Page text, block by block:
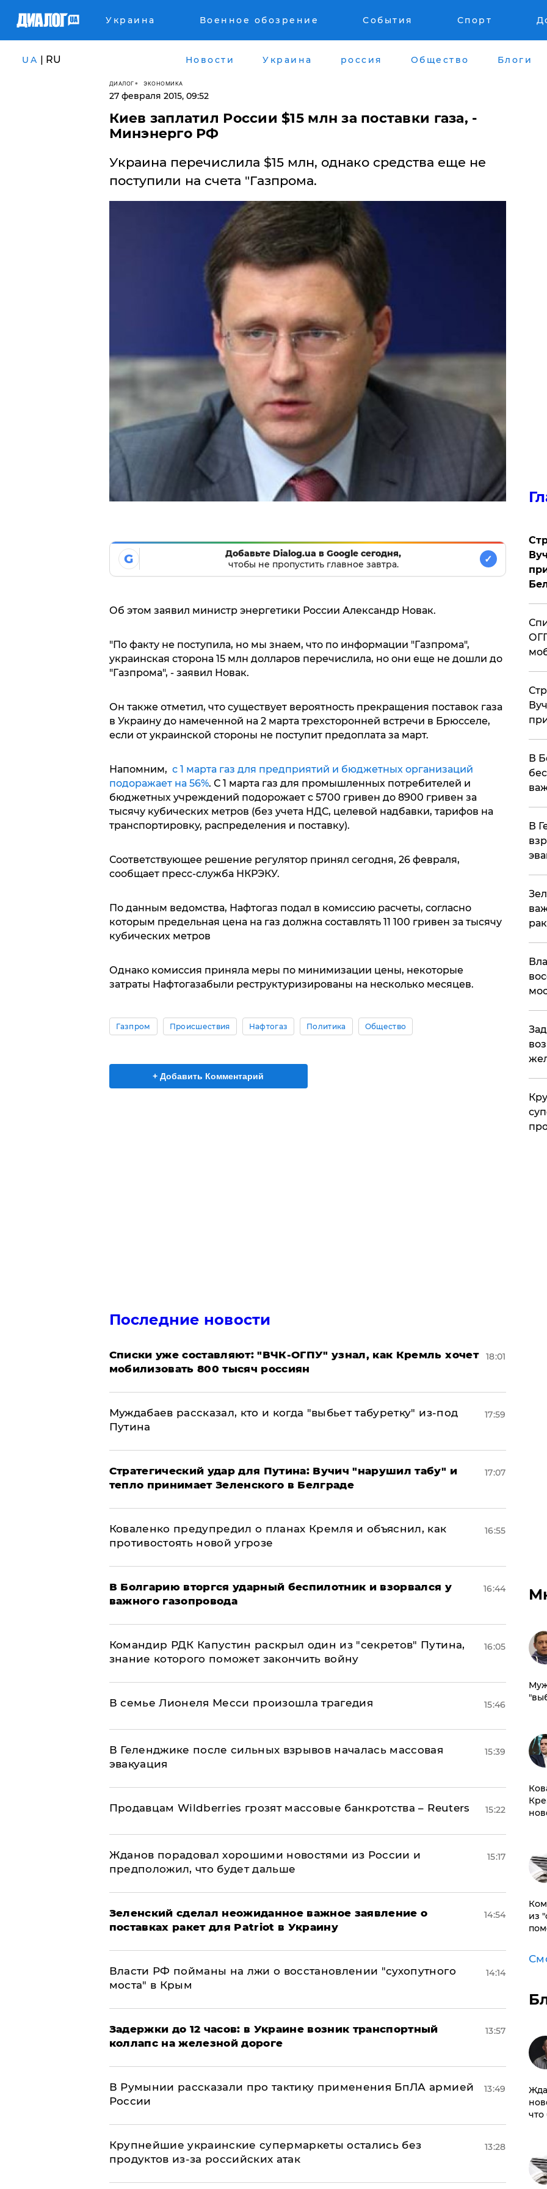
Украина Военное обозрение События Спорт
UA | RU Новости Украина россия Общество Блоги
ДИАЛОГ ЭКОНОМИКА
27 февраля 2015, 09:52
Киев заплатил России $15 млн за поставки газа, -
Минэнерго РФ
Украина перечислила $15 млн, однако средства еще не
поступили на счета "Газпрома.
G
Добавьте Dialog.ua в Google сегодня,
чтобы не пропустить главное завтра.
✓
Об этом заявил министр энергетики России Александр Новак.
"По факту не поступила, но мы знаем, что по информации "Газпрома",
украинская сторона 15 млн долларов перечислила, но они еще не дошли до
"Газпрома", - заявил Новак.
Он также отметил, что существует вероятность прекращения поставок газа
в Украину до намеченной на 2 марта трехсторонней встречи в Брюсселе,
если от украинской стороны не поступит предоплата за март.
Напомним, с 1 марта газ для предприятий и бюджетных организаций
подоражает на 56%. С 1 марта газ для промышленных потребителей и
бюджетных учреждений подорожает с 5700 гривен до 8900 гривен за
тысячу кубических метров (без учета НДС, целевой надбавки, тарифов на
транспортировку, распределения и поставку).
Соответствующее решение регулятор принял сегодня, 26 февраля,
сообщает пресс-служба НКРЭКУ.
По данным ведомства, Нафтогаз подал в комиссию расчеты, согласно
которым предельная цена на газ должна составлять 11 100 гривен за тысячу
кубических метров
Однако комиссия приняла меры по минимизации цены, некоторые
затраты Нафтогазабыли реструктуризированы на несколько месяцев.
Газпром Происшествия Нафтогаз Политика Общество
+ Добавить Комментарий
Последние новости
Списки уже составляют: "ВЧК-ОГПУ" узнал, как Кремль хочет
мобилизовать 800 тысяч россиян
18:01
Муждабаев рассказал, кто и когда "выбьет табуретку" из-под
Путина
17:59
Стратегический удар для Путина: Вучич "нарушил табу" и
тепло принимает Зеленского в Белграде
17:07
Коваленко предупредил о планах Кремля и объяснил, как
противостоять новой угрозе
16:55
В Болгарию вторгся ударный беспилотник и взорвался у
важного газопровода
16:44
Командир РДК Капустин раскрыл один из "секретов" Путина,
знание которого поможет закончить войну
16:05
В семье Лионеля Месси произошла трагедия 15:46
В Геленджике после сильных взрывов началась массовая
эвакуация
15:39
Продавцам Wildberries грозят массовые банкротства – Reuters 15:22
Жданов порадовал хорошими новостями из России и
предположил, что будет дальше
15:17
Зеленский сделал неожиданное важное заявление о
поставках ракет для Patriot в Украину
14:54
Власти РФ пойманы на лжи о восстановлении "сухопутного
моста" в Крым
14:14
Задержки до 12 часов: в Украине возник транспортный
коллапс на железной дороге
13:57
В Румынии рассказали про тактику применения БпЛА армией
России
13:49
Крупнейшие украинские супермаркеты остались без
продуктов из-за российских атак
13:28
В
В
из
что